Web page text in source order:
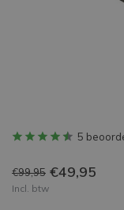
5
€99,95 €49,95
Incl. btw